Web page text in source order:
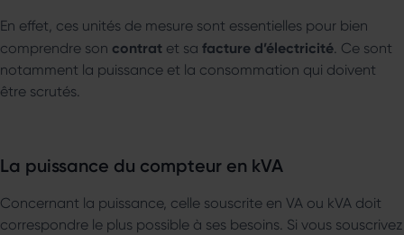
En effet, ces unités de mesure sont essentielles pour bien
comprendre son contrat et sa facture d’électricité. Ce sont
notamment la puissance et la consommation qui doivent
être scrutés.
La puissance du compteur en kVA
Concernant la puissance, celle souscrite en VA ou kVA doit
correspondre le plus possible à ses besoins. Si vous souscrivez